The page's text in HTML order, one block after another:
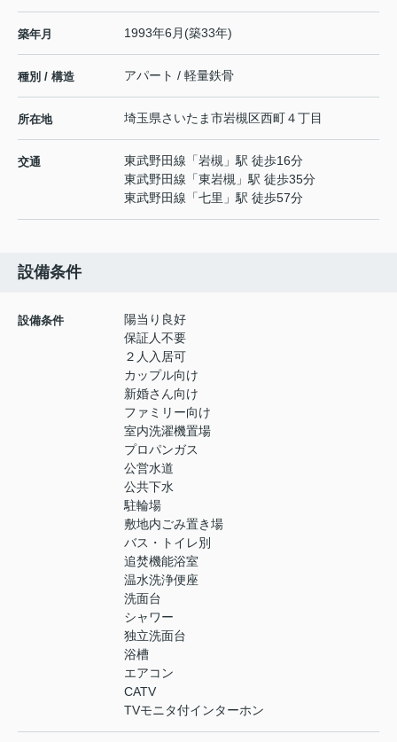
築年月 1993年6月(築33年)
種別 / 構造 アパート / 軽量鉄骨
所在地 埼玉県さいたま市岩槻区西町４丁目
交通 東武野田線 「岩槻 」駅 徒歩16分
東武野田線 「東岩槻 」駅 徒歩35分
東武野田線 「七里 」駅 徒歩57分
設備条件
設備条件
陽当り良好
保証人不要
２人入居可
カップル向け
新婚さん向け
ファミリー向け
室内洗濯機置場
プロパンガス
公営水道
公共下水
駐輪場
敷地内ごみ置き場
バス・トイレ別
追焚機能浴室
温水洗浄便座
洗面台
シャワー
独立洗面台
浴槽
エアコン
CATV
TVモニタ付インターホン